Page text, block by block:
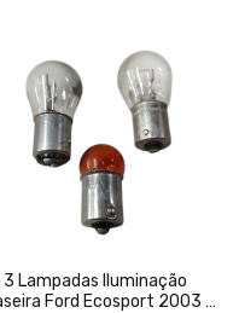
3 Lampadas Iluminação
Ford Ecosport 2003 A